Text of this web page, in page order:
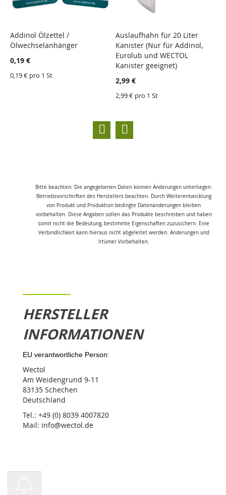
ZU ZU
Addinol Ölzettel /
Ölwechselanhänger
0,19 €
0,19 € pro 1 St
ZU
WUNSCHZETTEL
HINZUFÜGEN
ZU
VERGLEICHSLISTE
HINZUFÜGEN
Auslaufhahn für 20 Liter
Kanister (Nur für Addinol,
Eurolub und WECTOL
Kanister geeignet)
2,99 €
2,99 € pro 1 St
Bitte beachten: Die angegebenen Daten können Änderungen unterliegen.
Betriebsvorschriften des Herstellers beachten. Durch Weiterentwicklung
von Produkt und Produktion bedingte Datenänderungen bleiben
vorbehalten. Diese Angaben sollen das Produkte beschreiben und haben
somit nicht die Bedeutung, bestimmte Eigenschaften zuzusichern. Eine
Verbindlichkeit kann hieraus nicht abgeleitet werden. Änderungen und
Irtümer Vorbehalten.
HERSTELLER
INFORMATIONEN
EU verantwortliche Person:
Wectol
Am Weidengrund 9-11
83135 Schechen
Deutschland
Tel.: +49 (0) 8039 4007820
Mail: info@wectol.de